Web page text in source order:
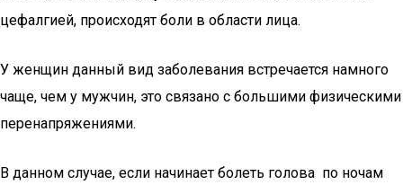
цефалгией, происходят боли в области лица.
У женщин данный вид заболевания встречается намного
чаще, чем у мужчин, это связано с большими физическими
перенапряжениями.
В данном случае, если начинает болеть голова по ночам